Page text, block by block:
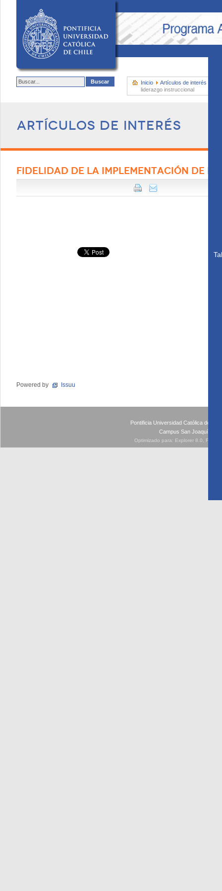
Inicio Artículos de interés
liderazgo instruccional
Artículos de interés
FIDELIDAD DE LA IMPLEMENTACIÓN DE
Powered by Issuu
Pontificia Universidad Católica de
Campus San Joaquín -
Optimizado para: Explorer 8.0,